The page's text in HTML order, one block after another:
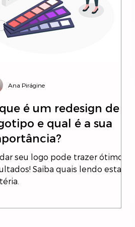
é um redesign de
e qual é a sua
seu logo pode trazer ótimos
Saiba quais lendo esta
Ana Pirágine